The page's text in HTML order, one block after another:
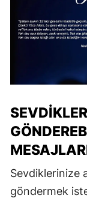
Sevdiklerinize
göndermek